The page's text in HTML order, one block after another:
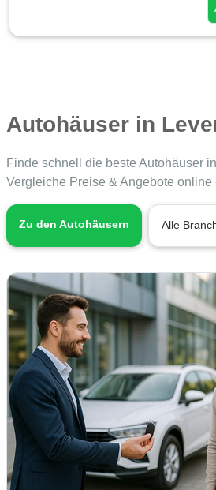
Autohäuser in
Finde schnell die beste Autohäuser
Vergleiche Preise & Angebote
Zu den Autohäusern Alle